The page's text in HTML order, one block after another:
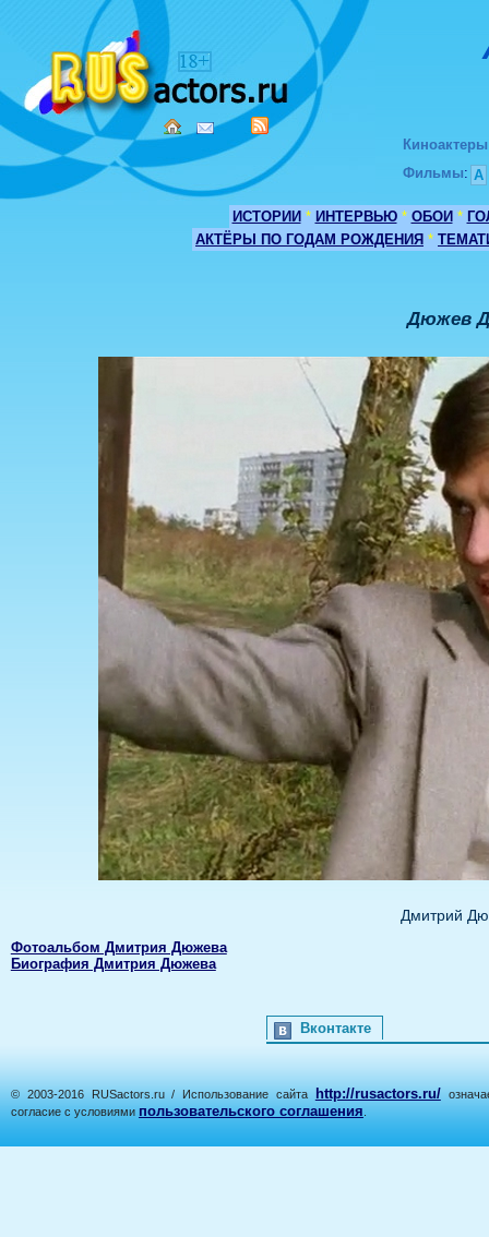
Киноактеры
Фильмы: А
ИСТОРИИ * ИНТЕРВЬЮ * ОБОИ *
АКТЁРЫ ПО ГОДАМ РОЖДЕНИЯ *
Дюжев
Дмитрий
Фотоальбом Дмитрия Дюжева
Биография Дмитрия Дюжева
Вконтакте
© 2003-2016 RUSactors.ru / Использование сайта http://rusactors.ru/
согласие с условиями пользовательского соглашения